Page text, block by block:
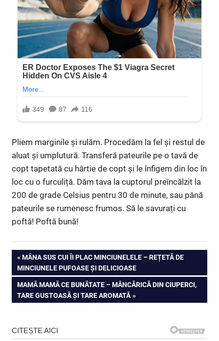
Pliem marginile și rulăm. Procedăm la fel și restul de
aluat și umplutură. Transferă pateurile pe o tavă de
copt tapetată cu hârtie de copt și le înfigem din loc în
loc cu o furculiță. Dăm tava la cuptorul preîncălzit la
200 de grade Celsius pentru 30 de minute, sau până
pateurile se rumenesc frumos. Să le savurați cu
poftă! Poftă bună!
Navigare
în
articole
PREVIOUS
POST:
MÂNA SUS CUI ÎI PLAC MINCIUNELELE – REȚETĂ DE
MINCIUNELE PUFOASE ȘI DELICIOASE
NEXT
POST:
MAMĂ MAMĂ CE BUNĂTATE – MÂNCĂRICĂ DIN CIUPERCI,
TARE GUSTOASĂ ȘI TARE AROMATĂ